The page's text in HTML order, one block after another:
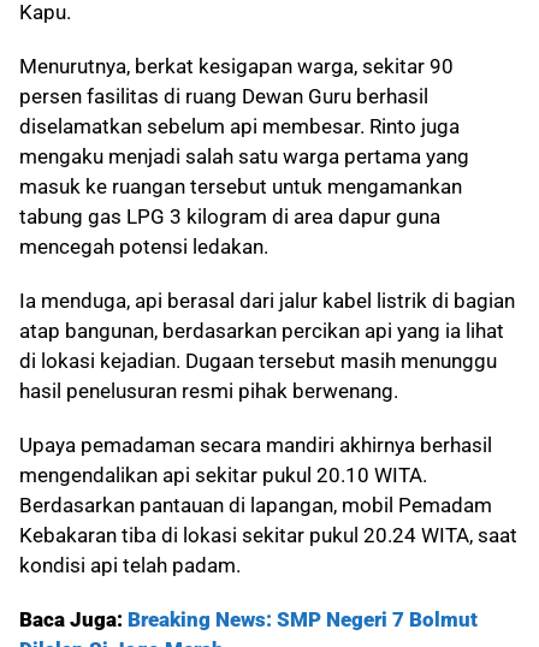
Kapu.
Menurutnya, berkat kesigapan warga, sekitar 90
persen fasilitas di ruang Dewan Guru berhasil
diselamatkan sebelum api membesar. Rinto juga
mengaku menjadi salah satu warga pertama yang
masuk ke ruangan tersebut untuk mengamankan
tabung gas LPG 3 kilogram di area dapur guna
mencegah potensi ledakan.
Ia menduga, api berasal dari jalur kabel listrik di bagian
atap bangunan, berdasarkan percikan api yang ia lihat
di lokasi kejadian. Dugaan tersebut masih menunggu
hasil penelusuran resmi pihak berwenang.
Upaya pemadaman secara mandiri akhirnya berhasil
mengendalikan api sekitar pukul 20.10 WITA.
Berdasarkan pantauan di lapangan, mobil Pemadam
Kebakaran tiba di lokasi sekitar pukul 20.24 WITA, saat
kondisi api telah padam.
Baca Juga: Breaking News: SMP Negeri 7 Bolmut